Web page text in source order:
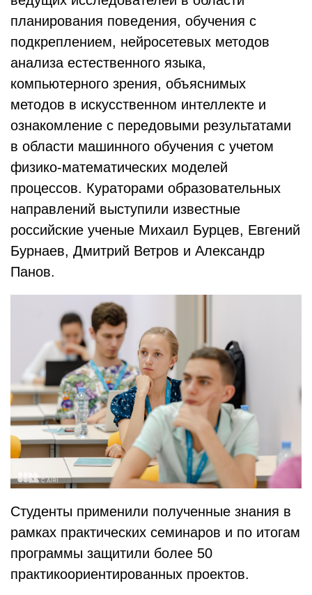
планирования поведения, обучения с
подкреплением, нейросетевых методов
анализа естественного языка,
компьютерного зрения, объяснимых
методов в искусственном интеллекте и
ознакомление с передовыми результатами
в области машинного обучения с учетом
физико-математических моделей
процессов. Кураторами образовательных
направлений выступили известные
российские ученые Михаил Бурцев, Евгений
Бурнаев, Дмитрий Ветров и Александр
Панов.
Студенты применили полученные знания в
рамках практических семинаров и по итогам
программы защитили более 50
практикоориентированных проектов.